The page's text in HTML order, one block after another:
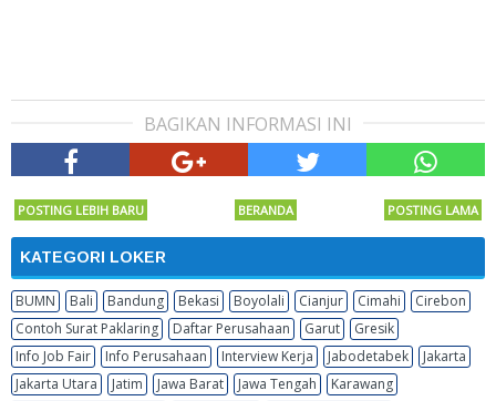
BAGIKAN INFORMASI INI
POSTING LEBIH BARU POSTING LAMA
BERANDA
KATEGORI LOKER
BUMN Bali Bandung Bekasi Boyolali Cianjur Cimahi
Cirebon
Contoh Surat Paklaring
Daftar Perusahaan Garut
Gresik
Info Job Fair
Info Perusahaan Interview Kerja Jabodetabek
Jakarta
Jakarta Utara
Jatim Jawa Barat Jawa Tengah
Karawang